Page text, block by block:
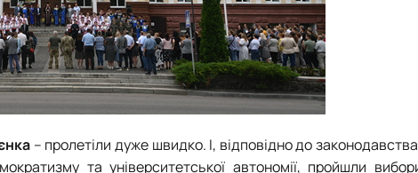
– пролетіли дуже швидко. І, відповідно до
та університетської автономії, пройшли